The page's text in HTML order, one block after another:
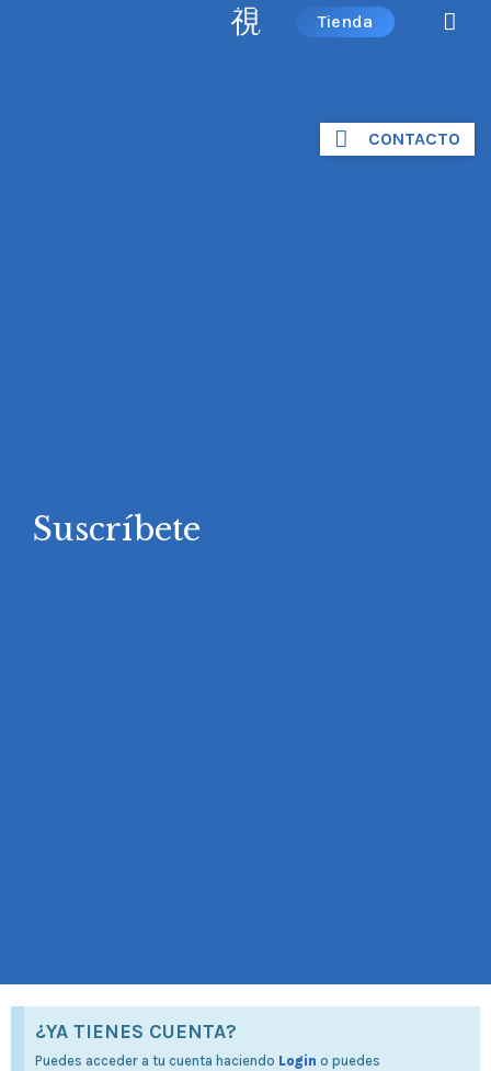
Tienda
CONTACTO
Suscríbete
¿YA TIENES CUENTA?
Puedes acceder a tu cuenta haciendo Login o puedes